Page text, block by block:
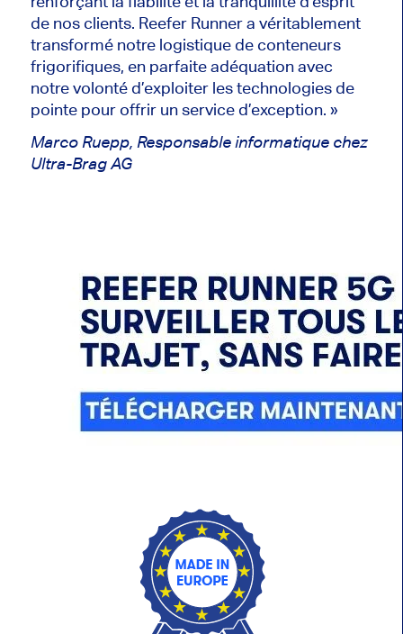
de nos clients. Reefer Runner a véritablement
transformé notre logistique de conteneurs
frigorifiques, en parfaite adéquation avec
notre volonté d’exploiter les technologies de
pointe pour offrir un service d’exception. »
Marco Ruepp, Responsable informatique chez
Ultra-Brag AG